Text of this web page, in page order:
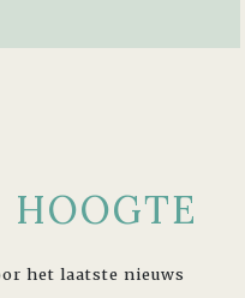
HOOGTE
het laatste nieuws